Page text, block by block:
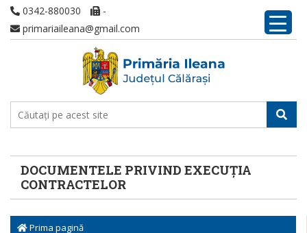
0342-880030
-
primariaileana@gmail.com
DOCUMENTELE PRIVIND EXECUȚIA
CONTRACTELOR
Prima pagină